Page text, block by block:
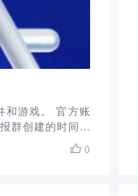
和游戏。 官方账
群创建的时间不
ipa软件和游戏，
定时的分享优秀
 0